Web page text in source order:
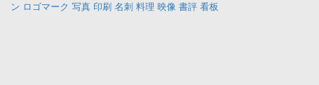
ン ロゴマーク 写真 印刷 名刺 料理 映像 書評 看板